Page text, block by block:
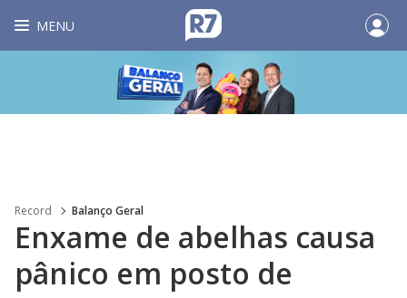
MENU
Record Balanço Geral
Enxame de abelhas causa
pânico em posto de